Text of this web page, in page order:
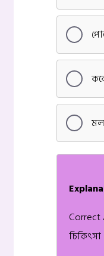
Correct
চিকিৎসা